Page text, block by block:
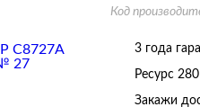
Код
3 года
Ресурс
Закажи